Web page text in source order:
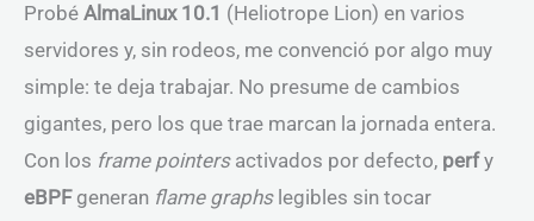
Probé AlmaLinux 10.1 (Heliotrope Lion) en varios
servidores y, sin rodeos, me convenció por algo muy
simple: te deja trabajar. No presume de cambios
gigantes, pero los que trae marcan la jornada entera.
Con los frame pointersactivados por defecto, perfy
eBPFgeneran flame graphslegibles sin tocar